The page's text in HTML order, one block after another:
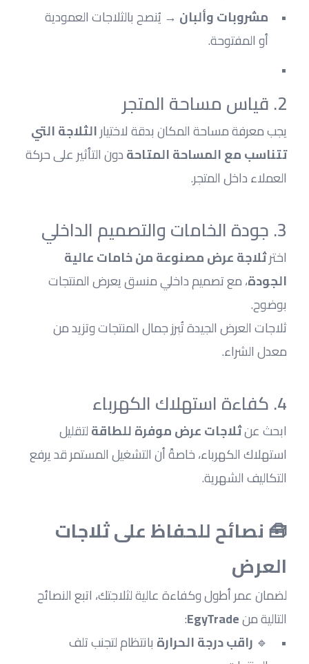
مشروبات وألبان
→ يُنصح بالثلاجات العمودية
أو المفتوحة.
2. قياس مساحة المتجر
يجب معرفة مساحة المكان بدقة لاختيار
تتناسب مع المساحة المتاحة
العملاء داخل المتجر.
3. جودة الخامات والتصميم الداخلي
اختر
الجودة
بوضوح.
معدل الشراء.
4. كفاءة استهلاك الكهرباء
ابحث عن ثلاجات عرض موفرة للطاقة
التكاليف الشهرية.
العرض
التالية من EgyTrade
:
🔹 راقب درجة الحرارة
بانتظام لتجنب تلف